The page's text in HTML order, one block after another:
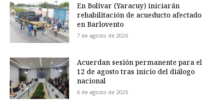
En Bolívar (Yaracuy) iniciarán
rehabilitación de acueducto afectado
en Barlovento
7 de agosto de 2026
Acuerdan sesión permanente para el
12 de agosto tras inicio del diálogo
nacional
6 de agosto de 2026